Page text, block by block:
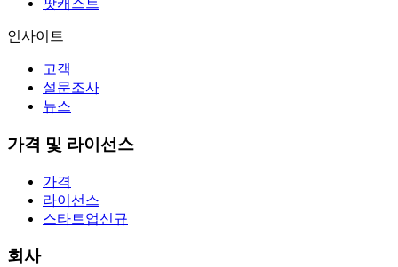
팟캐스트
인사이트
고객
설문조사
뉴스
가격 및 라이선스
가격
라이선스
스타트업신규
회사